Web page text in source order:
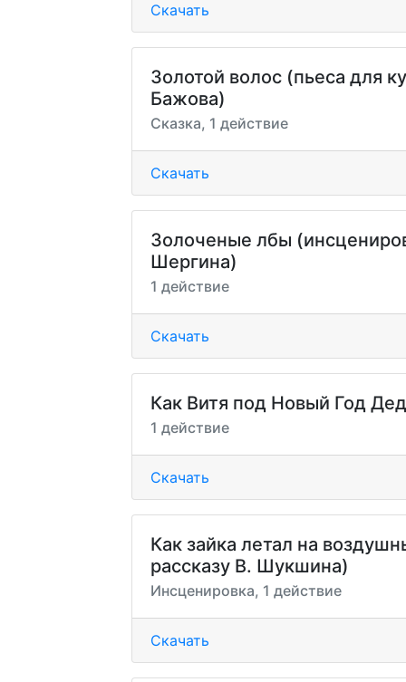
Скачать
Золотой волос (пьеса для
Бажова)
Сказка, 1 действие
Скачать
Золоченые лбы
Шергина)
1 действие
Скачать
Как Витя под Новый Год
1 действие
Скачать
Как зайка летал на
рассказу В. Шукшина)
Инсценировка, 1 действие
Скачать